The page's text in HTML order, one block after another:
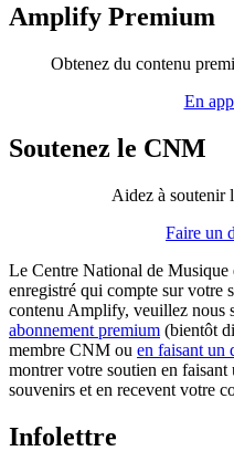
Amplify Premium
Obtenez du contenu
En
Soutenez le CNM
Aidez à soutenir
Faire un
Le Centre National de Musique
enregistré qui compte sur votre
contenu Amplify, veuillez nous
abonnement premium (bientôt
membre CNM ou en faisant un
montrer votre soutien en faisant
souvenirs et en recevent votre
Infolettre